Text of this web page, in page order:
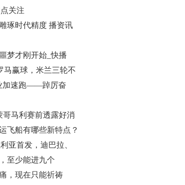
关注
琢时代精度 播资讯
梦才刚开始_快播
马赢球，米兰三轮不
加速跑——踔厉奋
马利赛前透露好消
飞船有哪些新特点？
亚首发，迪巴拉、
至少能进九个
，现在只能祈祷